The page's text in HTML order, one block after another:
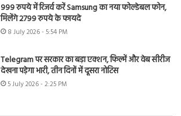
999 रुपये में रिजर्व करें Samsung का नया फोल्डेबल फोन,
मिलेंगे 2799 रुपये के फायदे
8 July 2026 - 5:54 PM
Telegram पर सरकार का बड़ा एक्शन, फिल्में और वेब सीरीज
देखना पड़ेगा भारी, तीन दिनों में दूसरा नोटिस
5 July 2026 - 2:25 PM